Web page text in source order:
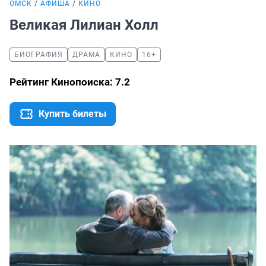
ОМСК АФИША КИНО
Великая Лилиан Холл
БИОГРАФИЯ ДРАМА КИНО 16+
Рейтинг Кинопоиска: 7.2
Купить билеты